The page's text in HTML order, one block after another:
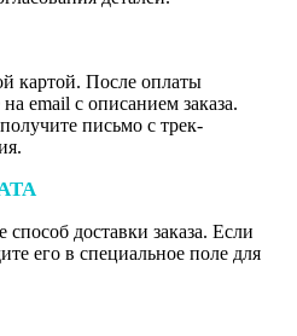
картой. После оплаты
email с описанием заказа.
письмо с трек-
доставки заказа. Если
его в специальное поле для